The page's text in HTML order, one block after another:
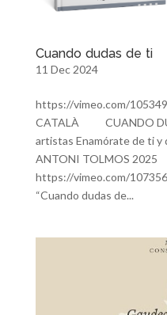
Cuando dudas de ti
11 Dec 2024
https://vimeo.com/
CATALÀ CUANDO
artistas Enamórate de ti
ANTONI TOLMOS 2025
https://vimeo.com/
“Cuando dudas de...